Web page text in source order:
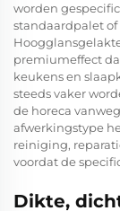
worden
standaardpalet
premiumeffect
keukens en
steeds vaker
de horeca
afwerkingstype
reiniging,
voordat de
Dikte,